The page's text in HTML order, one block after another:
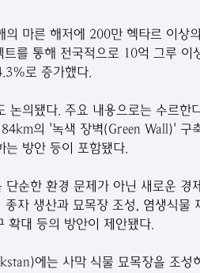
의 마른 해저에 200만 헥타르 이상
를 통해 전국적으로 10억 그루 이
로 증가했다.
논의됐다. 주요 내용으로는 수르한
의 '녹색 장벽(Green Wall)' 구
는 방안 등이 포함됐다.
단순한 환경 문제가 아닌 새로운 경
자 생산과 묘목장 조성, 염생식물
확대 등의 방안이 제안됐다.
에는 사막 식물 묘목장을 조성